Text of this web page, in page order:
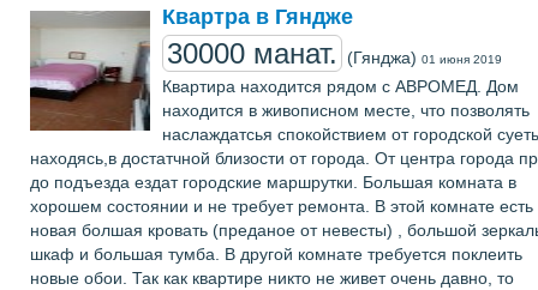
Квартра в Гяндже
30000 манат. (Гянджа) 01 июня 2019
Квартира находится рядом с АВРОМЕД. Дом
находится в живописном месте, что позволять
наслаждатсья спокойствием от городской
находясь,в достатчной близости от города. От центра города
до подъезда ездат городские маршрутки. Большая комната в
хорошем состоянии и не требует ремонта. В этой комнате есть
новая болшая кровать (преданое от невесты) , большой
шкаф и большая тумба. В другой комнате требуется поклеить
новые обои. Так как квартире никто не живет очень давно, то